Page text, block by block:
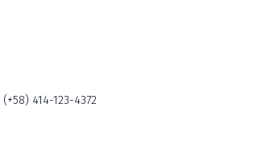
(+58) 414-123-4372